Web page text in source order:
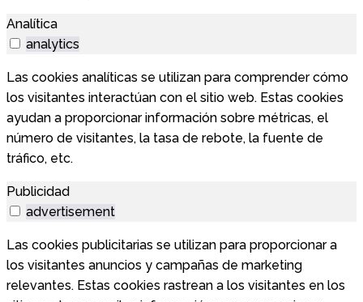
Analítica
analytics
Las cookies analíticas se utilizan para comprender cómo
los visitantes interactúan con el sitio web. Estas cookies
ayudan a proporcionar información sobre métricas, el
número de visitantes, la tasa de rebote, la fuente de
tráfico, etc.
Publicidad
advertisement
Las cookies publicitarias se utilizan para proporcionar a
los visitantes anuncios y campañas de marketing
relevantes. Estas cookies rastrean a los visitantes en los